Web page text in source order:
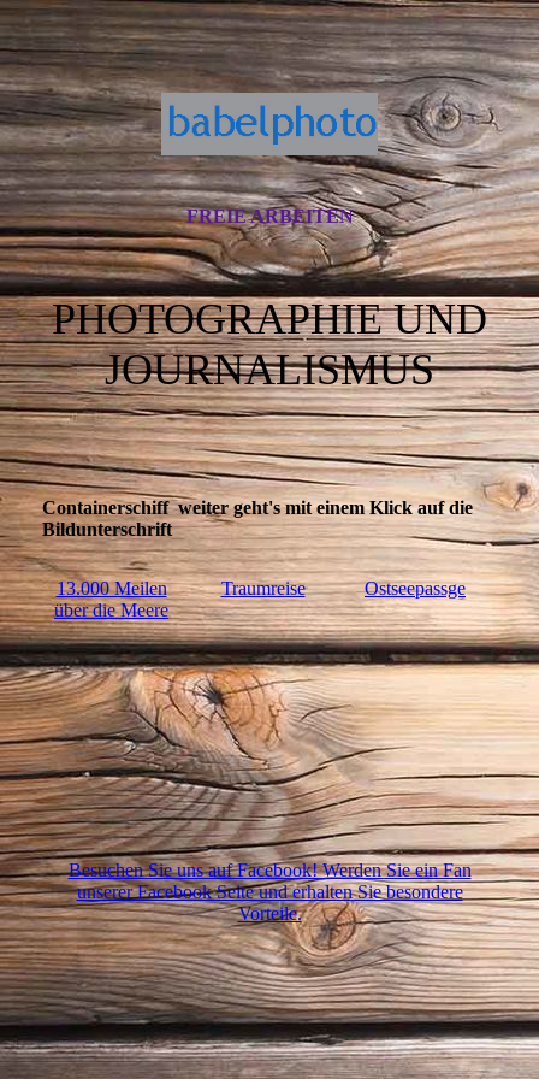
FREIE ARBEITEN
PHOTOGRAPHIE UND
JOURNALISMUS
Containerschiffweiter geht's mit einem Klick auf die
Bildunterschrift
13.000 Meilen
über die Meere
Traumreise Ostseepassge
Besuchen Sie uns auf Facebook! Werden Sie ein Fan
unserer Facebook Seite und erhalten Sie besondere
Vorteile.